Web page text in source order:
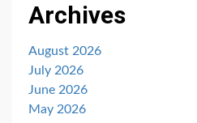
Archives
August 2026
July 2026
June 2026
May 2026